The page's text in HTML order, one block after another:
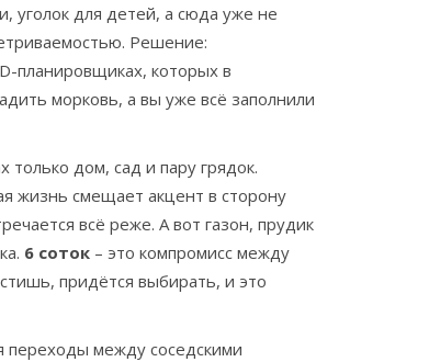
уголок для детей, а сюда уже не
Решение:
планировщиках, которых в
морковь, а вы уже всё заполнили
только дом, сад и пару грядок.
жизнь смещает акцент в сторону
всё реже. А вот газон, прудик
6 соток – это компромисс между
придётся выбирать, и это
переходы между соседскими